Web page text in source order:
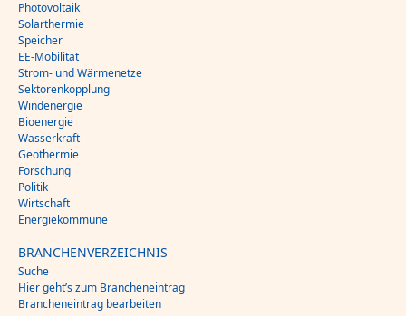
Photovoltaik
Solarthermie
Speicher
EE-Mobilität
Strom- und Wärmenetze
Sektorenkopplung
Windenergie
Bioenergie
Wasserkraft
Geothermie
Forschung
Politik
Wirtschaft
Energiekommune
BRANCHENVERZEICHNIS
Suche
Hier geht’s zum Brancheneintrag
Brancheneintrag bearbeiten